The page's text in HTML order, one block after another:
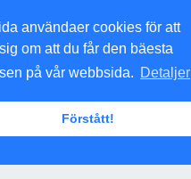
användaer cookies för att
om att du får den bäesta
på vår webbsida. Detaljer
Förstått!